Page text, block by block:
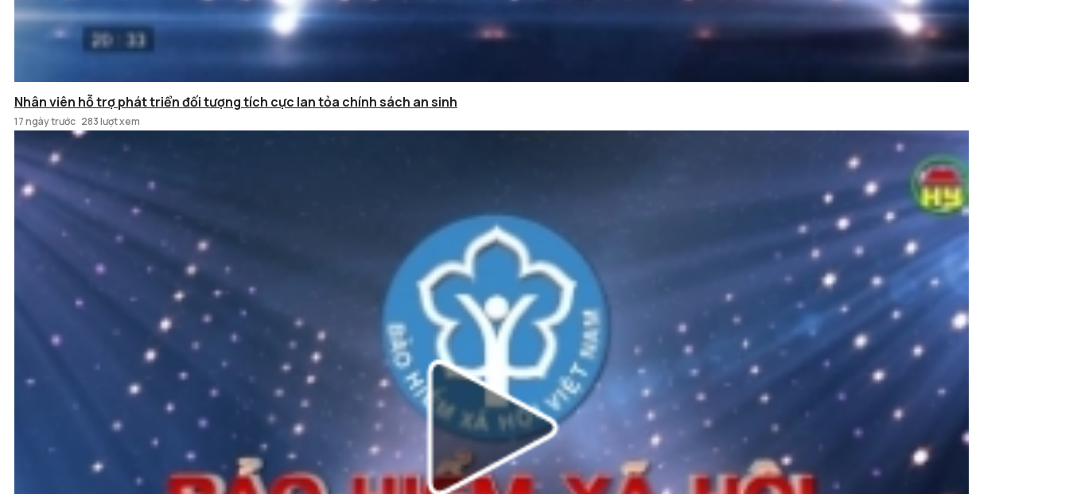
Nhân viên hỗ trợ phát triển đối tượng tích cực lan tỏa chính sách an sinh
17 ngày trước 283 lượt xem